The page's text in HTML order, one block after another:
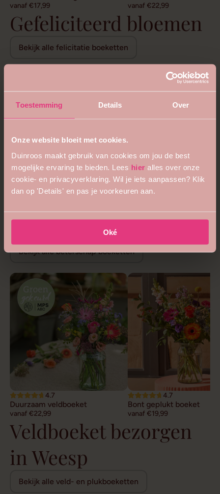
Toestemming Details Over
Onze website bloeit met cookies.
Duinroos maakt gebruik van cookies om jou de best
mogelijke ervaring te bieden. Lees hier alles over onze
cookie- en privacyverklaring. Wil je iets aanpassen? Klik
dan op 'Details' en pas je voorkeuren aan.
Oké
vanaf €17,99 vanaf €22,99
Gefeliciteerd bloemen
Bekijk alle felicitatie boeketten
5
vanaf €68,99 vanaf €26,99
Beterschap bloemen
Bekijk alle beterschap boeketten
4.7
Duurzaam veldboeket
vanaf €22,99
4.7
Bont geplukt boeket
vanaf €19,99
Veldboeket bezorgen
in Weesp
Bekijk alle veld- en plukboeketten